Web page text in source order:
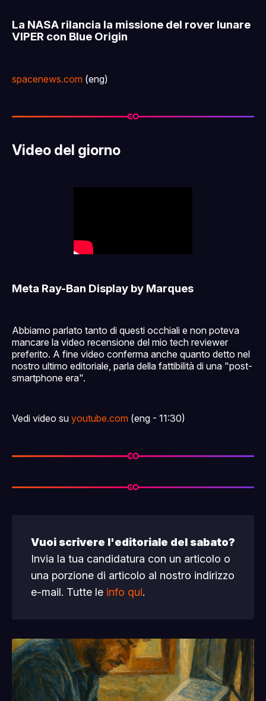
La NASA rilancia la missione del rover lunare
VIPER con Blue Origin
spacenews.com (eng)
Video del giorno
Meta Ray-Ban Display by Marques
Abbiamo parlato tanto di questi occhiali e non poteva
mancare la video recensione del mio tech reviewer
preferito. A fine video conferma anche quanto detto nel
nostro ultimo editoriale, parla della fattibilità di una "post-
smartphone era".
Vedi video su youtube.com (eng - 11:30)
Vuoi scrivere l'editoriale del sabato?
Invia la tua candidatura con un articolo o
una porzione di articolo al nostro indirizzo
e-mail. Tutte le info qui.